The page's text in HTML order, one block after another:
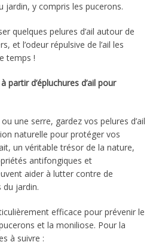
jardin, y compris les pucerons.
quelques pelures d’ail autour de
et l’odeur répulsive de l’ail les
temps !
partir d’épluchures d’ail pour
une serre, gardez vos pelures d’ail
naturelle pour protéger vos
un véritable trésor de la nature,
antifongiques et
aider à lutter contre de
du jardin.
efficace pour prévenir le
et la moniliose. Pour la
à suivre :